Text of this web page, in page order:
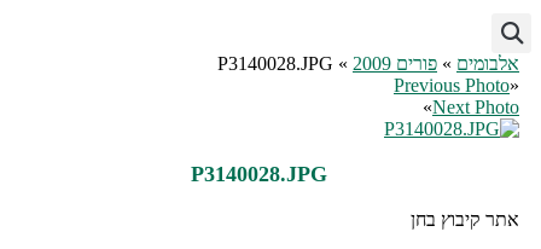
אלבומים» פורים 2009
» P3140028.JPG
Previous Photo
Next Photo
»
P3140028.JPG
אתר קיבוץ בחן